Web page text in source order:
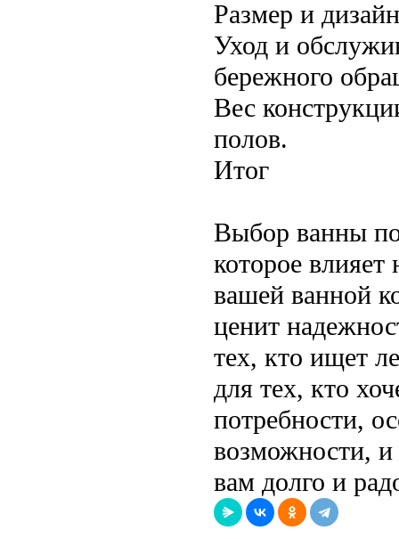
Размер и
Уход и
бережного
Вес
полов.
Итог
Выбор ванны
которое влияет
вашей ванной
ценит
тех, кто ищет
для тех, кто
потребности,
возможности,
вам долго и